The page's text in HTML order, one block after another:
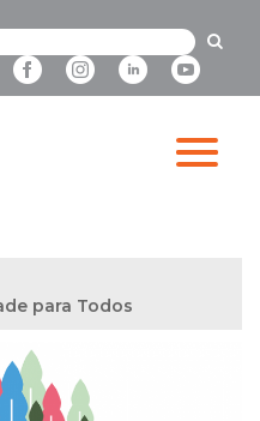
para Todos